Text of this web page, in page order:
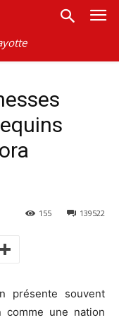
139522
155
présente souvent
comme une nation